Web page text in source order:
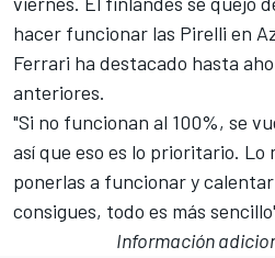
hacer funcionar las Pirelli en
Ferrari ha destacado hasta
anteriores.
"Si no funcionan al 100%, se
así que eso es lo prioritario. Lo
ponerlas a funcionar y
consigues, todo es más
Información